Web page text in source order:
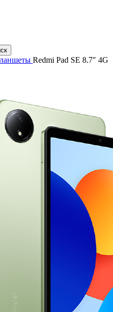
Redmi Pad SE 8.7″ 4G